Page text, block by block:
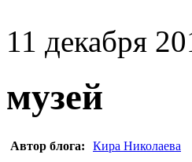
11 декабря
музей
Автор блога: Кира Николаева